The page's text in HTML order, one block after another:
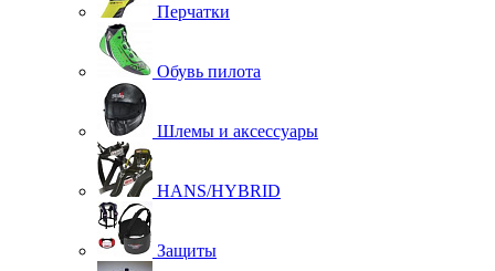
Перчатки
Обувь пилота
Шлемы и аксессуары
HANS/HYBRID
Защиты